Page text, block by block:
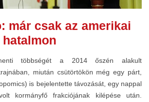
már csak az amerikai
többségét a 2014 őszén alakult
miután csütörtökön még egy párt,
is bejelentette távozását, egy nappal
kormányfő frakciójának kilépése után.